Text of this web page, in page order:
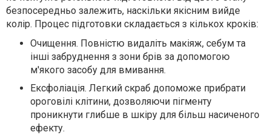
безпосередньо залежить, наскільки якісним вийде
колір. Процес підготовки складається з кількох кроків:
Очищення. Повністю видаліть макіяж, себум та
інші забруднення з зони брів за допомогою
м'якого засобу для вмивання.
Ексфоліація. Легкий скраб допоможе прибрати
ороговілі клітини, дозволяючи пігменту
проникнути глибше в шкіру для більш насиченого
ефекту.